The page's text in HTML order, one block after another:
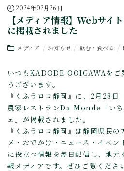
2024年02月26日
【メディア情報】Webサイ
に掲載されました
メディア お知らせ 飲む・食べる
いつもKADODE OOIGAWAをご
うございます。
『くふうロコ静岡』に、2月28日
農家レストランDa Monde「いち
ェ」が掲載されました。
『くふうロコ静岡』は静岡県民
メ・おでかけ・ニュース・イベン
に役立つ情報を毎日配信し、地
報メディアです。ぜひご覧くださ